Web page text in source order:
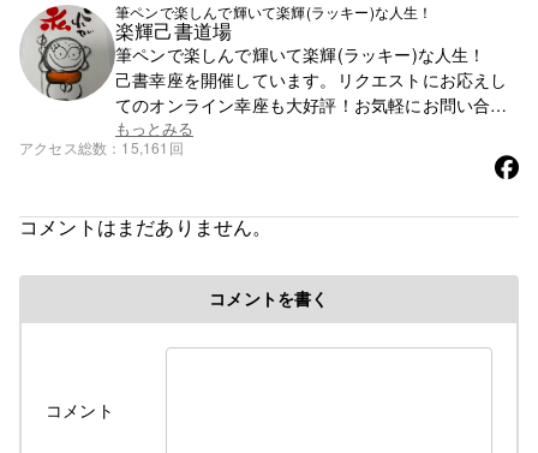
筆ペンで楽しんで輝いて楽輝(ラッキー)な人生！
楽輝己書道場
筆ペンで楽しんで輝いて楽輝(ラッキー)な人生！
己書幸座を開催しています。リクエストにお応えし
てのオンライン幸座も大好評！お気軽にお問い合わ
せ下さい。
もっとみる
アクセス総数 15,161回
コメントはまだありません。
コメントを書く
コメント